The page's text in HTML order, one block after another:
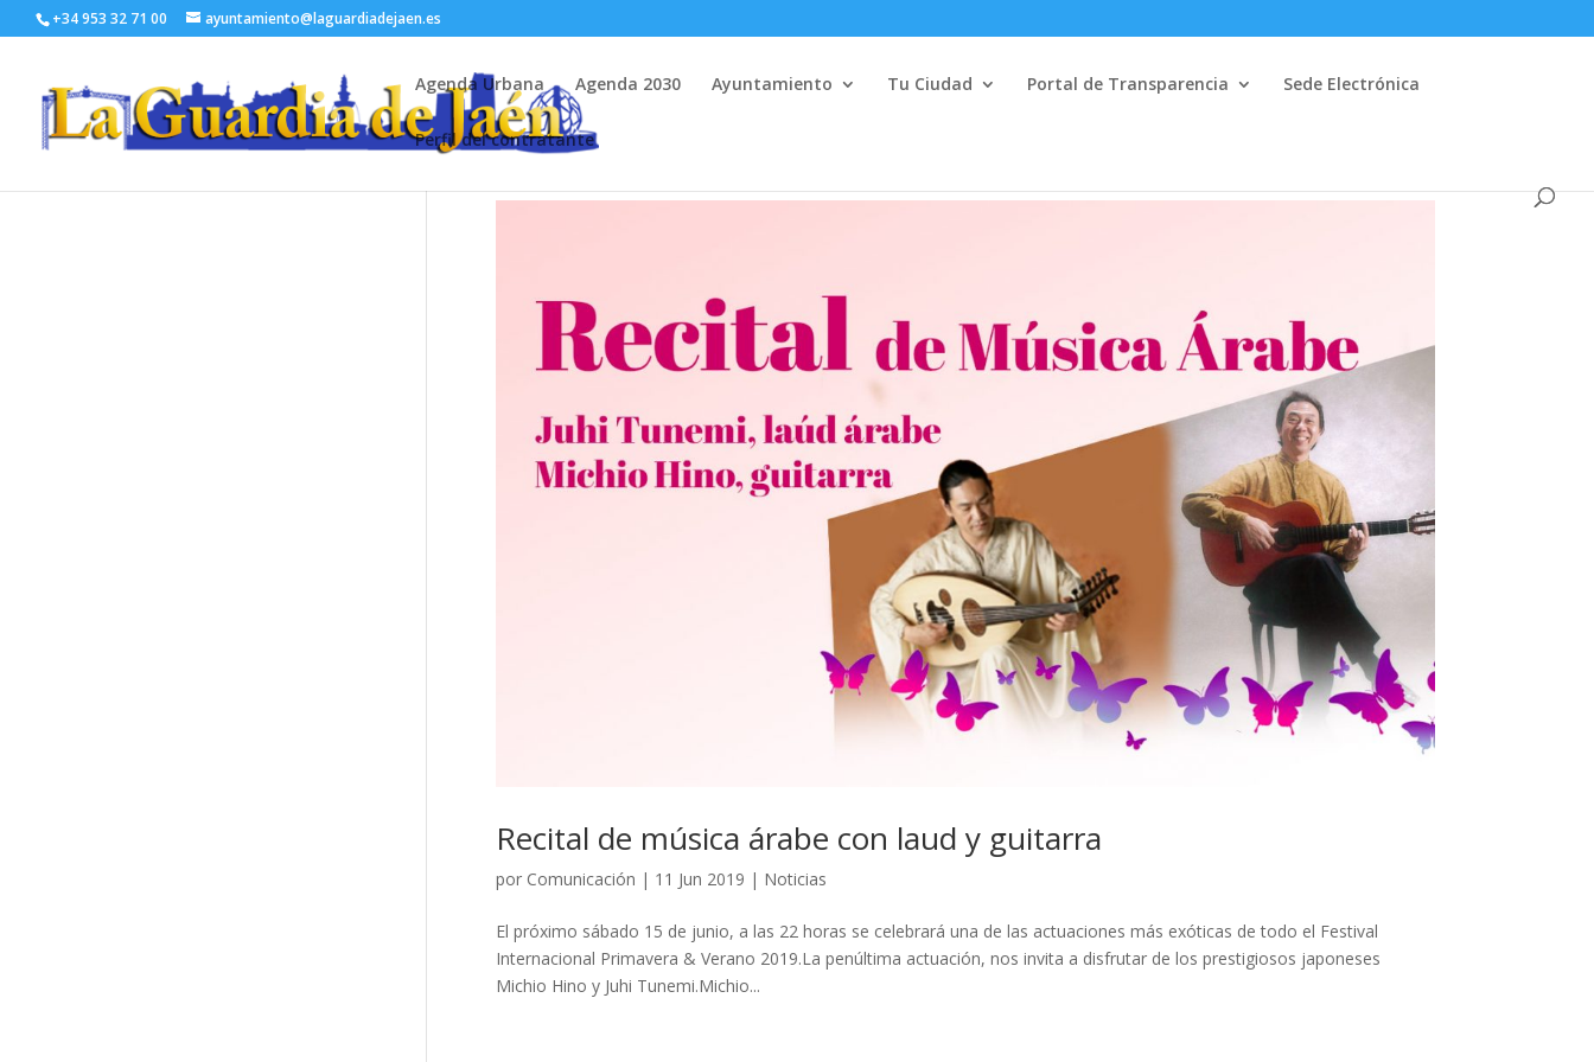
+34 953 32 71 00 ayuntamiento@laguardiadejaen.es
Agenda Urbana Agenda 2030 Ayuntamiento Tu Ciudad Portal de Transparencia Sede Electrónica
Perfil del contratante
Recital de música árabe con laud y guitarra
por Comunicación | 11 Jun 2019 | Noticias
El próximo sábado 15 de junio, a las 22 horas se celebrará una de las actuaciones más exóticas de todo el Festival
Internacional Primavera & Verano 2019.La penúltima actuación, nos invita a disfrutar de los prestigiosos japoneses
Michio Hino y Juhi Tunemi.Michio...